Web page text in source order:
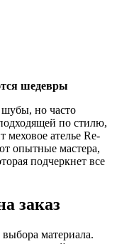
шедевры
но часто
по стилю,
ателье Re-
опытные мастера,
подчеркнет все
заказ
материала.